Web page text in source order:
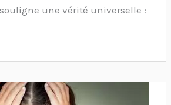
une vérité universelle :